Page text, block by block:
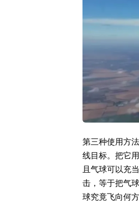
第三种使用方
线目标。把它
且气球可以充
击，等于把气
球究竟飞向何